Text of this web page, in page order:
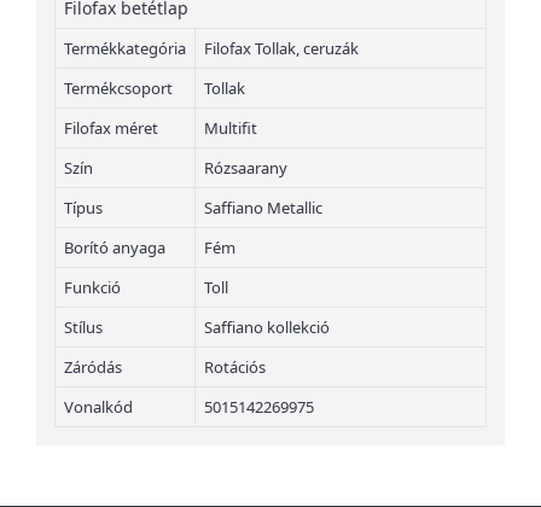
Filofax betétlap
Termékkategória
Filofax Tollak, ceruzák
Termékcsoport
Tollak
Filofax méret
Multifit
Szín
Rózsaarany
Típus
Saffiano Metallic
Borító anyaga
Fém
Funkció
Toll
Stílus
Saffiano kollekció
Záródás
Rotációs
Vonalkód
5015142269975